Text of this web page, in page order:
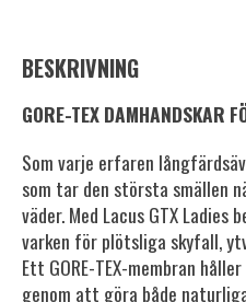
BESKRIVNING
GORE-TEX DAMHANDSKAR
Som varje erfaren
som tar den största smällen
väder. Med Lacus GTX Ladies
varken för plötsliga skyfall,
Ett GORE-TEX-membran
genom att göra både